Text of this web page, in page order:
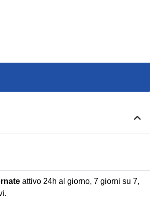
attivo 24h al giorno, 7 giorni su 7,